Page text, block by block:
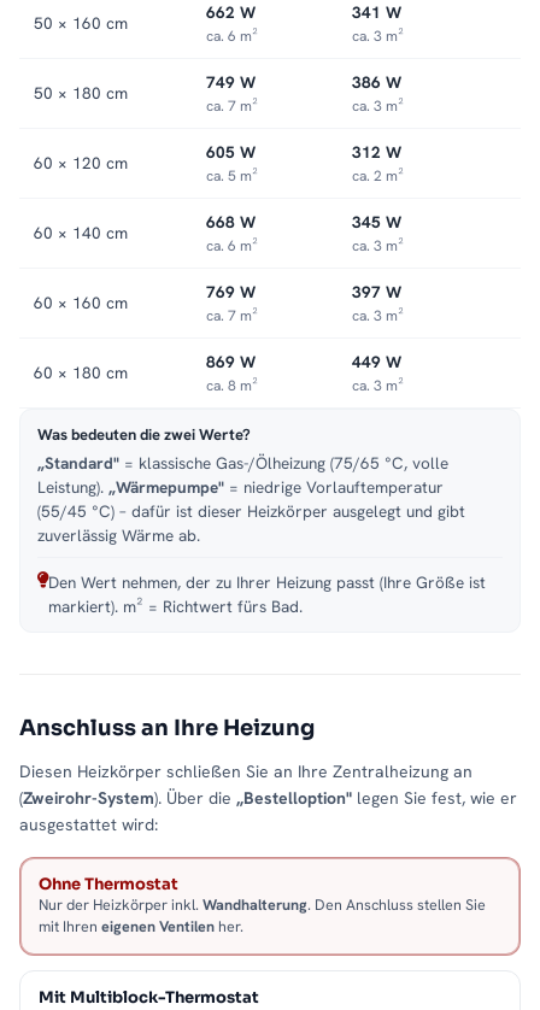
50 × 160 cm 662 W
ca. 6 m²
341 W
ca. 3 m²
50 × 180 cm 749 W
ca. 7 m²
386 W
ca. 3 m²
60 × 120 cm 605 W
ca. 5 m²
312 W
ca. 2 m²
60 × 140 cm 668 W
ca. 6 m²
345 W
ca. 3 m²
60 × 160 cm 769 W
ca. 7 m²
397 W
ca. 3 m²
60 × 180 cm 869 W
ca. 8 m²
449 W
ca. 3 m²
Was bedeuten die zwei Werte?
„Standard" = klassische Gas-/Ölheizung (75/65 °C, volle
Leistung). „Wärmepumpe" = niedrige Vorlauftemperatur
(55/45 °C) – dafür ist dieser Heizkörper ausgelegt und gibt
zuverlässig Wärme ab.
Den Wert nehmen, der zu Ihrer Heizung passt (Ihre Größe ist
markiert). m² = Richtwert fürs Bad.
Anschluss an Ihre Heizung
Diesen Heizkörper schließen Sie an Ihre Zentralheizung an
(Zweirohr-System). Über die „Bestelloption" legen Sie fest, wie er
ausgestattet wird:
Ohne Thermostat
Nur der Heizkörper inkl. Wandhalterung. Den Anschluss stellen Sie
mit Ihren eigenen Ventilen her.
Mit Multiblock-Thermostat